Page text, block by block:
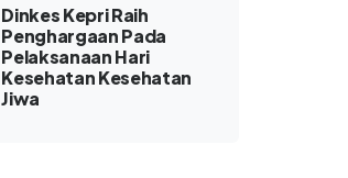
Dinkes Kepri Raih
Penghargaan Pada
Pelaksanaan Hari
Kesehatan Kesehatan
Jiwa